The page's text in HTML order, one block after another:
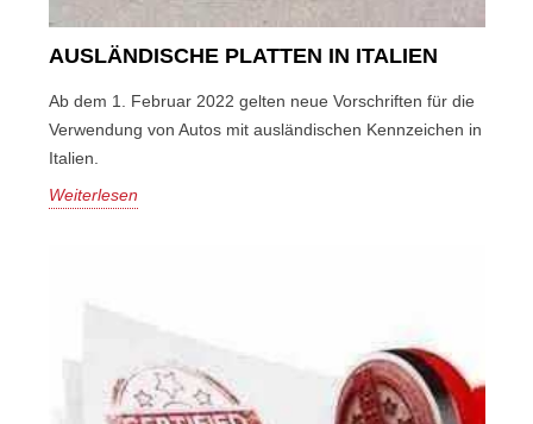
AUSLÄNDISCHE PLATTEN IN ITALIEN
Ab dem 1. Februar 2022 gelten neue Vorschriften für die
Verwendung von Autos mit ausländischen Kennzeichen in
Italien.
Weiterlesen